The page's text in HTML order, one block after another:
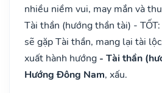
nhiều niềm vui, may mắn và
Tài thần (hướng thần tài) -
sẽ gặp Tài thần, mang lại tài
xuất hành hướng - Tài thần
Hướng Đông Nam, xấu.